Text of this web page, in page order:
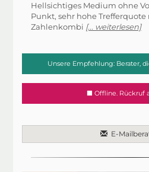
Hellsichtiges Medium ohne
Punkt, sehr hohe
Zahlenkombi [... weiterlesen]
Unsere Empfehlung: Berater,
Offline. Rückruf
E-